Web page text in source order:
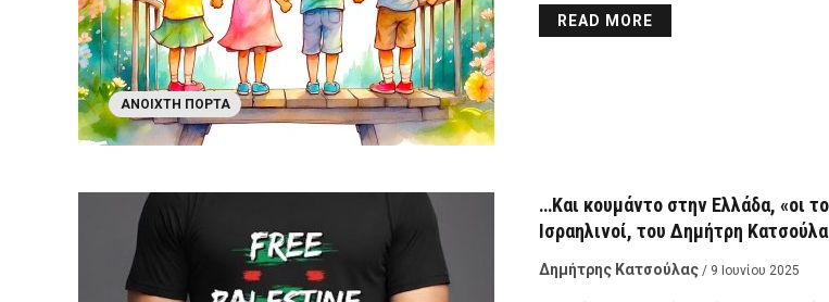
ΑΝΟΙΧΤΉ ΠΌΡΤΑ
READ MORE
…Και κουμάντο στην Ελλάδα, «οι
Ισραηλινοί, του Δημήτρη Κατσούλα
Δημήτρης Κατσούλας / 9 Ιουνίου 2025